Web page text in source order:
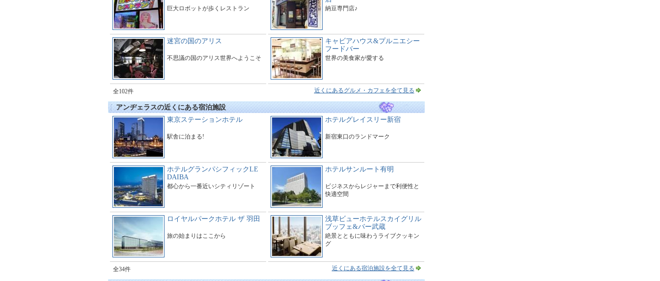
巨大ロボットが歩くレストラン 納豆専門店♪
迷宮の国のアリス
不思議の国のアリス世界へようこそ
キャビアハウス&プルニエシー
フードバー
世界の美食家が愛する
全102件 近くにあるグルメ・カフェを全て見る
アンヂェラスの近くにある宿泊施設
東京ステーションホテル
駅舎に泊まる!
ホテルグレイスリー新宿
新宿東口のランドマーク
ホテルグランパシフィックLE
DAIBA
都心から一番近いシティリゾート
ホテルサンルート有明
ビジネスからレジャーまで利便性と
快適空間
ロイヤルパークホテル ザ 羽田
旅の始まりはここから
浅草ビューホテルスカイグリル
ブッフェ&バー武蔵
絶景とともに味わうライブクッキン
グ
全34件 近くにある宿泊施設を全て見る